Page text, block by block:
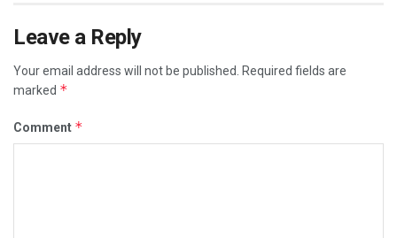
Leave a Reply
Your email address will not be published.
Required fields are
marked *
Comment *